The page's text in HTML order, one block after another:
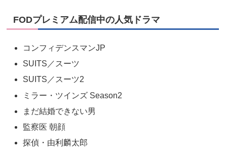
FODプレミアム配信中の人気ドラマ
コンフィデンスマンJP
SUITS／スーツ
SUITS／スーツ2
ミラー・ツインズ Season2
まだ結婚できない男
監察医 朝顔
探偵・由利麟太郎